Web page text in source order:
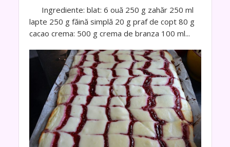
Ingrediente: blat: 6 ouă 250 g zahăr 250 ml
lapte 250 g făină simplă 20 g praf de copt 80 g
cacao crema: 500 g crema de branza 100 ml...